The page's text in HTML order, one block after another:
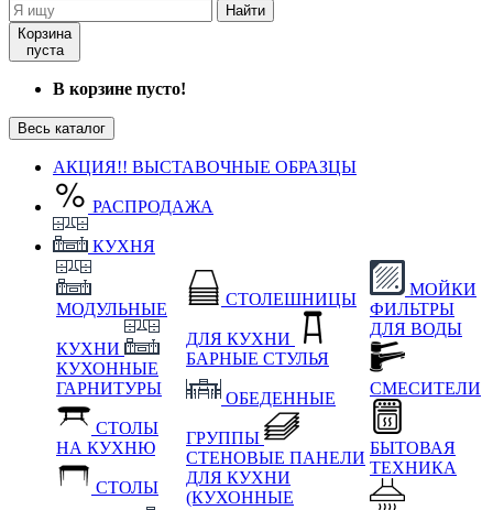
Найти
Корзина
пуста
В корзине пусто!
Весь каталог
АКЦИЯ!! ВЫСТАВОЧНЫЕ ОБРАЗЦЫ
РАСПРОДАЖА
КУХНЯ
МОДУЛЬНЫЕ
КУХНИ
КУХОННЫЕ
ГАРНИТУРЫ
СТОЛЫ
НА КУХНЮ
СТОЛЫ
СТОЛЕШНИЦЫ
ДЛЯ КУХНИ
БАРНЫЕ СТУЛЬЯ
ОБЕДЕННЫЕ
ГРУППЫ
СТЕНОВЫЕ ПАНЕЛИ
ДЛЯ КУХНИ
(КУХОННЫЕ
МОЙКИ
ФИЛЬТРЫ
ДЛЯ ВОДЫ
СМЕСИТЕЛИ
БЫТОВАЯ
ТЕХНИКА